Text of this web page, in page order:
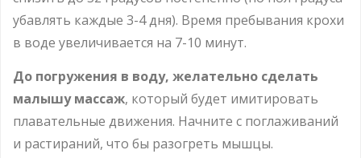
убавлять каждые 3-4 дня). Время пребывания крохи
в воде увеличивается на 7-10 минут.
До погружения в воду, желательно сделать
малышу массаж, который будет имитировать
плавательные движения. Начните с поглаживаний
и растираний, что бы разогреть мышцы.